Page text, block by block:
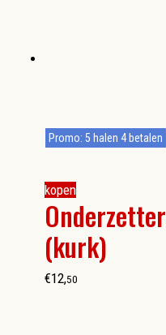
kopen
(kurk)
Promo: 5 halen 4 betalen
€12,50